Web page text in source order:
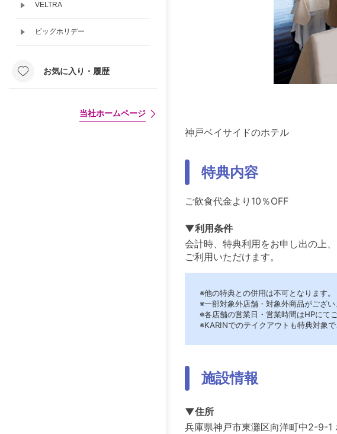
VELTRA
ビッグホリデー
お気に入り・履歴
当社ホームページ
神戸ベイサイドのホテル
特典内容
ご飲食代金より10％OFF
▼利用条件
会計時、特典利用をお申し出の上
ご利用いただけます。
※他の特典との併用は不可となります。
※一部対象外店舗・対象外商品がござい
※各店舗の営業日・営業時間はHPにて
※KARINでのテイクアウトも特典対象で
施設情報
▼住所
兵庫県神戸市東灘区向洋町中2-9-1